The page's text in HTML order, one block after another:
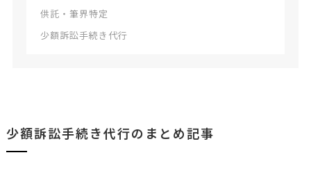
供託・筆界特定
少額訴訟手続き代行
少額訴訟手続き代行のまとめ記事